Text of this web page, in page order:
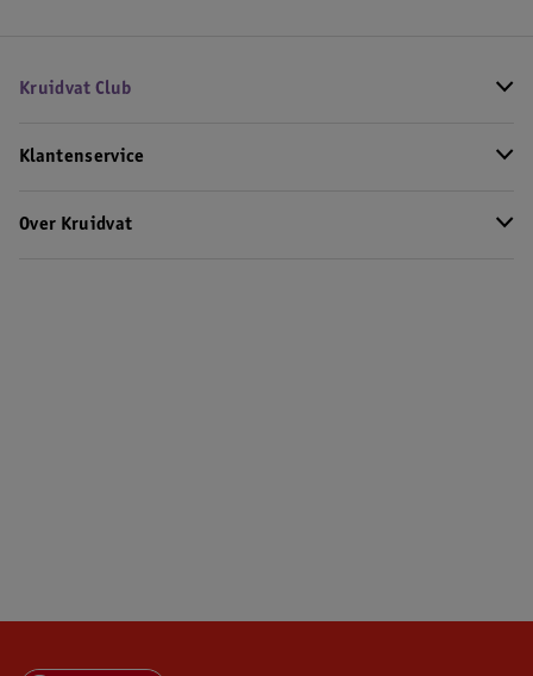
Kruidvat Club
Klantenservice
Over Kruidvat